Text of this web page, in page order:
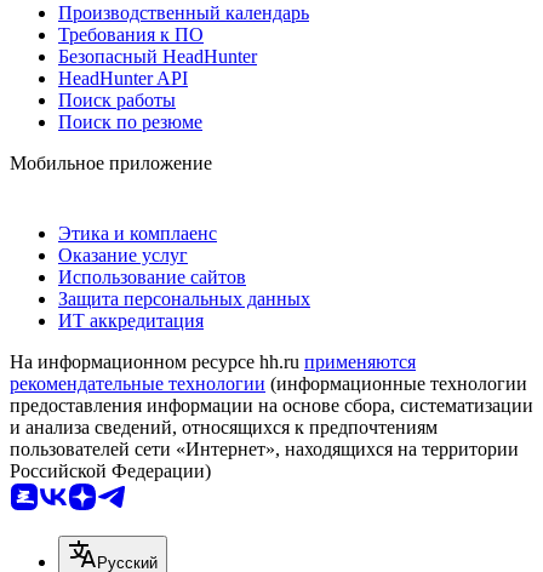
Производственный календарь
Требования к ПО
Безопасный HeadHunter
HeadHunter API
Поиск работы
Поиск по резюме
Мобильное приложение
Этика и комплаенс
Оказание услуг
Использование сайтов
Защита персональных данных
ИТ аккредитация
На информационном ресурсе hh.ru применяются
рекомендательные технологии (информационные технологии
предоставления информации на основе сбора, систематизации
и анализа сведений, относящихся к предпочтениям
пользователей сети «Интернет», находящихся на территории
Российской Федерации)
Русский